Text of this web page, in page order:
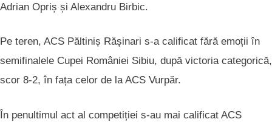
Adrian Opriș și Alexandru Birbic.
Pe teren, ACS Păltiniș Rășinari s-a calificat fără emoții în
semifinalele Cupei României Sibiu, după victoria categorică,
scor 8-2, în fața celor de la ACS Vurpăr.
În penultimul act al competiției s-au mai calificat ACS